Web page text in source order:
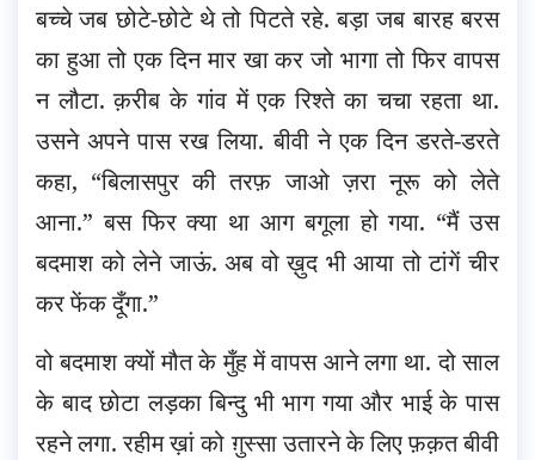
बच्चे जब छोटे-छोटे थे तो पिटते रहे. बड़ा जब बारह बरस
का हुआ तो एक दिन मार खा कर जो भागा तो फिर वापस
न लौटा. क़रीब के गांव में एक रिश्ते का चचा रहता था.
उसने अपने पास रख लिया. बीवी ने एक दिन डरते-डरते
कहा, “बिलासपुर की तरफ़ जाओ ज़रा नूरू को लेते
आना.” बस फिर क्या था आग बगूला हो गया. “मैं उस
बदमाश को लेने जाऊं. अब वो ख़ुद भी आया तो टांगें चीर
कर फेंक दूँगा.”
वो बदमाश क्यों मौत के मुँह में वापस आने लगा था. दो साल
के बाद छोटा लड़का बिन्दु भी भाग गया और भाई के पास
रहने लगा. रहीम ख़ां को ग़ुस्सा उतारने के लिए फ़क़त बीवी